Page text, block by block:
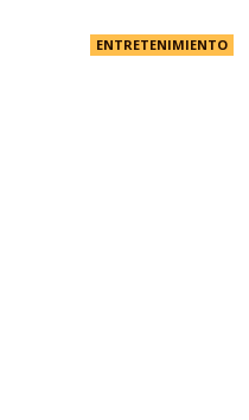
ENTRETENIMIENTO